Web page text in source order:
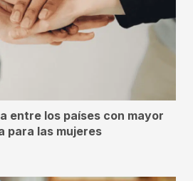
entre los países con mayor
para las mujeres